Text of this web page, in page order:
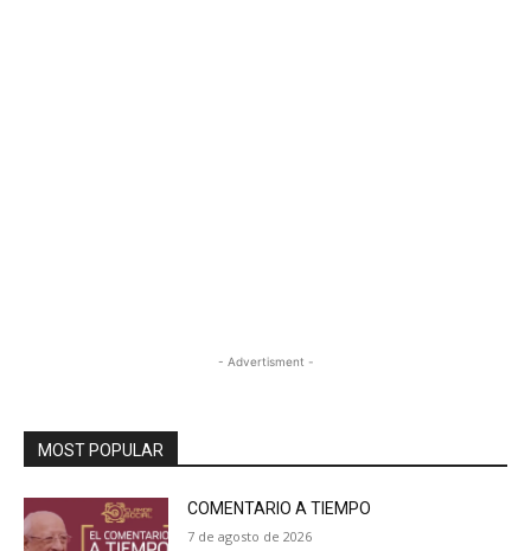
- Advertisment -
MOST POPULAR
COMENTARIO A TIEMPO
7 de agosto de 2026